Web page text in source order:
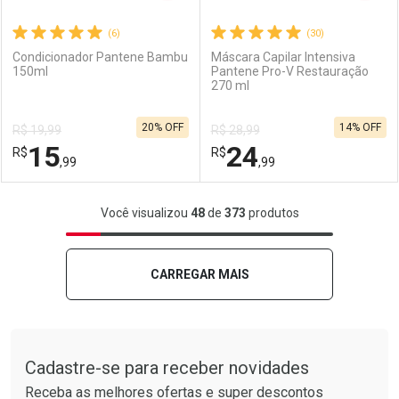
Comprar sem Desconto
Por R$ 35,66/cada
Comprar sem Desconto
Por R$ 35,66/cada
Comprar sem Desconto
Por R$ 26,99/cada
Comprar sem Desconto
Por R$ 26,99/cada
(6)
Condicionador Pantene Bambu
150ml
R$ 19,99
R$15,99
20% OFF
FECHAR
Laboratório
FECHAR
Por Menos
(30)
Máscara Capilar Intensiva
Pantene Pro-V Restauração
270 ml
R$ 28,99
R$24,99
14% OFF
Laboratório
Por Menos
Você visualizou 48de 373 produtos
CARREGAR MAIS
Cadastre-se para receber novidades
Receba as melhores ofertas e super descontos